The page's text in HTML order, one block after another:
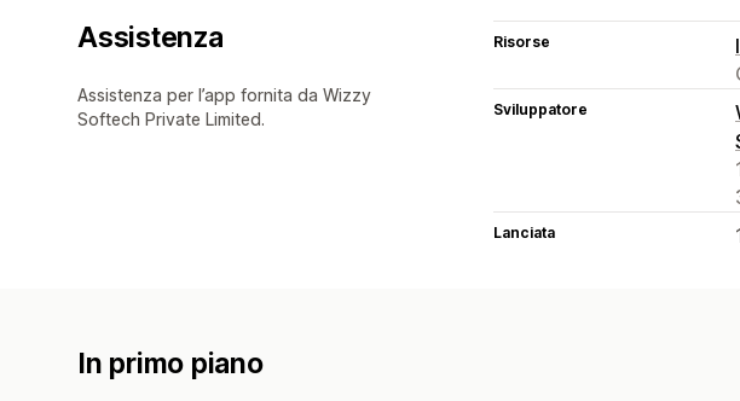
Assistenza
Assistenza per l’app fornita da Wizzy
Softech Private Limited.
Risorse
Sviluppatore
Lanciata
In primo piano